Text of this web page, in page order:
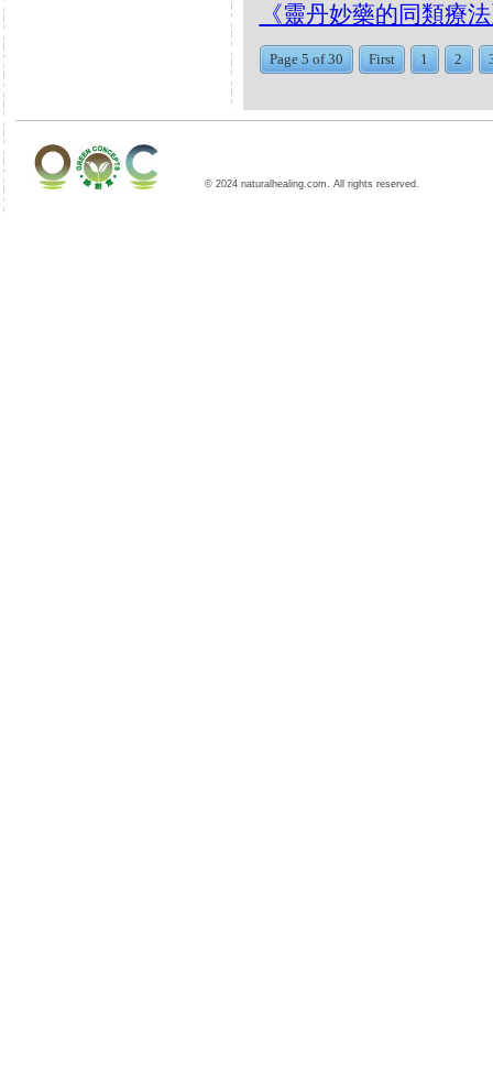
《靈丹妙藥的同類療
Page 5 of 30 First 1 2
© 2024 naturalhealing.com. All rights reserved.